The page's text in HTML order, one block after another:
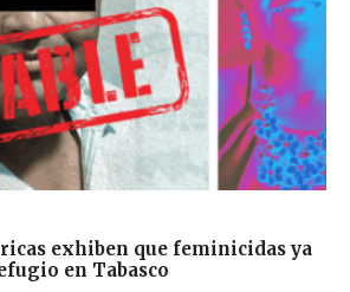
exhiben que feminicidas ya
en Tabasco